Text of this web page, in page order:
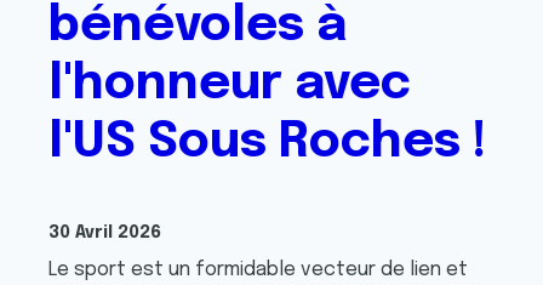
bénévoles à
l'honneur avec
l'US Sous Roches !
30 Avril 2026
Le sport est un formidable vecteur de lien et